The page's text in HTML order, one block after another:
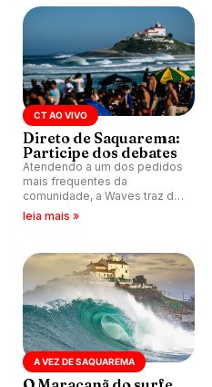
do ranking mundial da WSL, na
etapa de Saquarema.
CT AO VIVO
Direto de Saquarema:
Participe dos debates
Atendendo a um dos pedidos
mais frequentes da
comunidade, a Waves traz de
volta os comentários e
Mundial.
leia mais »
A VEZ DE SAQUAREMA